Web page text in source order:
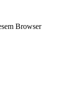
Browser